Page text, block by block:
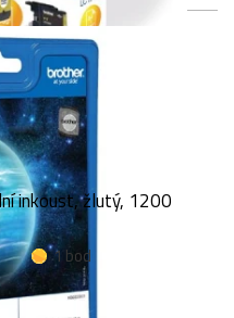
inkoust, žlutý, 1200
1 bod